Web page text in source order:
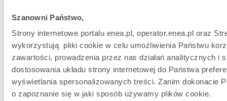
Szanowni Państwo,
Strony internetowe portalu enea.pl, operator.enea.pl oraz
wykorzystują pliki cookie w celu umożliwienia Państwu
zawartości, prowadzenia przez nas działań analitycznych i
dostosowania układu strony internetowej do Państwa
wyświetlania spersonalizowanych treści. Zanim dokonacie
o zapoznanie się w jaki sposób używamy plików cookie.
źródeł odnawialnych. Enea Serwis sp. z o.o. w sposób
energetycznej farm wiatrowych.
Dane kontaktowe
Zamów kontakt:
Stacje transformatorowe i złącza kablowe SN –ese.stacje@enea.pl